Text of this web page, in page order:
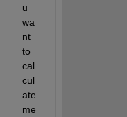
u
wa
nt
to
cal
cul
ate
me